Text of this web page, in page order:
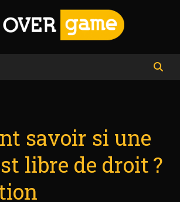
savoir si une
libre de droit ?